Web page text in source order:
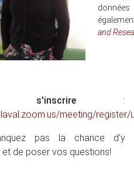
and
s'inscrire:
meeting/register/
pas la chance d’y
et de poser vos questions!